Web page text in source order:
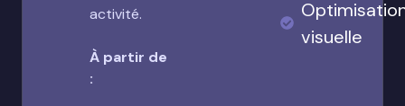
activité.
À partir de
:
visuelle